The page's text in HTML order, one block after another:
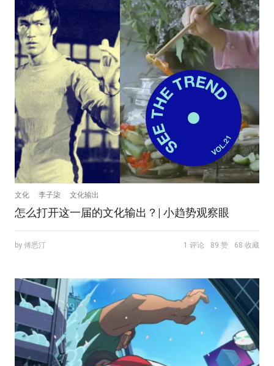
文化 李子柒 文化输出
怎么打开这一届的文化输出？| 小趋势观察眼
by 傅悉汀 1 评论 89 赞 68 收藏